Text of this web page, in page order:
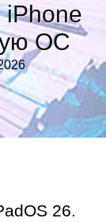
iPhone
ОС
26.